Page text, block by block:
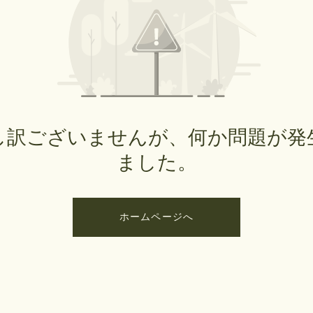
訳ございませんが、何か問題が発
ました。
ホームページへ